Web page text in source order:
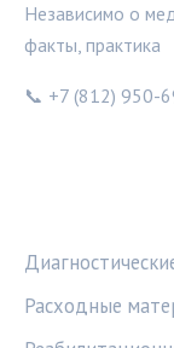
Независимо о
факты, практика
📞 +7 (812) 950-
Расходные